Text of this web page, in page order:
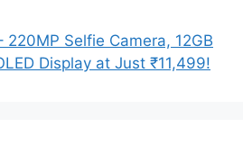
220MP Selfie Camera, 12GB
Display at Just ₹11,499!